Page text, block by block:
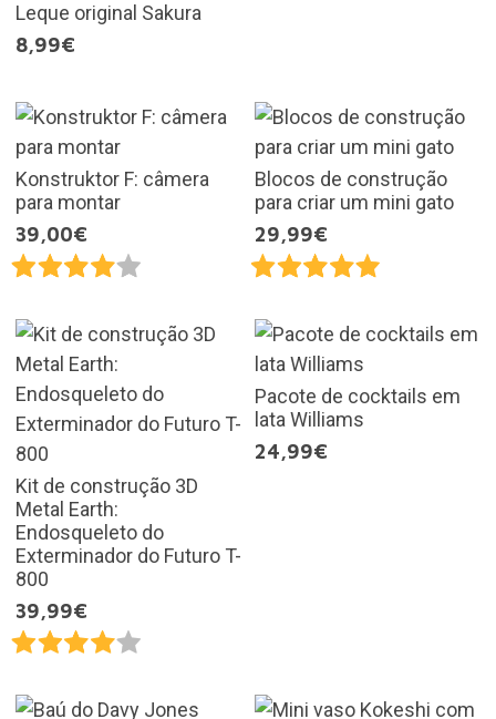
Leque original Sakura
8,99€
Konstruktor F: câmera
para montar
39,00€
Blocos de construção
para criar um mini gato
29,99€
Kit de construção 3D
Metal Earth:
Endosqueleto do
Exterminador do Futuro T-
800
39,99€
Pacote de cocktails em
lata Williams
24,99€